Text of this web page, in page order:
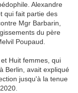
Alexandre
qui fait partie des
Mgr Barbarin,
du père
Poupaud.
Huit femmes, qui
Berlin, avait expliqué
jusqu'à la tenue